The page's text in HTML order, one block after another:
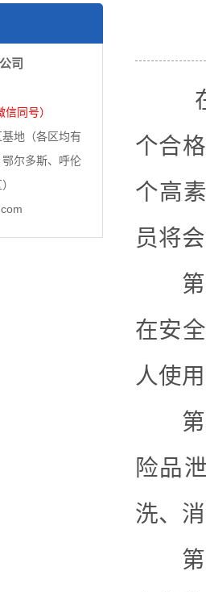
司
同号）
地（各区均有
尔多斯、呼伦
个合
个高
员将
第一
在安
人使
第二
险品
洗、
第三